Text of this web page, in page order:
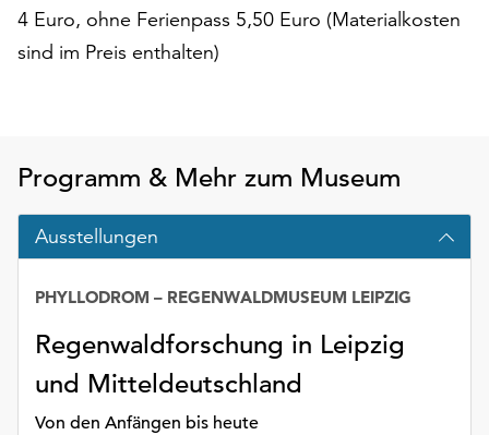
Ihr
Einverständnis
Sie
verwendeten
Cookies
erreichen
die
Einstellungen
über
die
4 Euro, ohne Ferienpass 5,50 Euro (Materialkosten
sind im Preis enthalten)
Programm & Mehr zum Museum
Ausstellungen
Regenwaldforschung in Leipzig
und Mitteldeutschland
Von den Anfängen bis heute
PHYLLODROM – REGENWALDMUSEUM LEIPZIG